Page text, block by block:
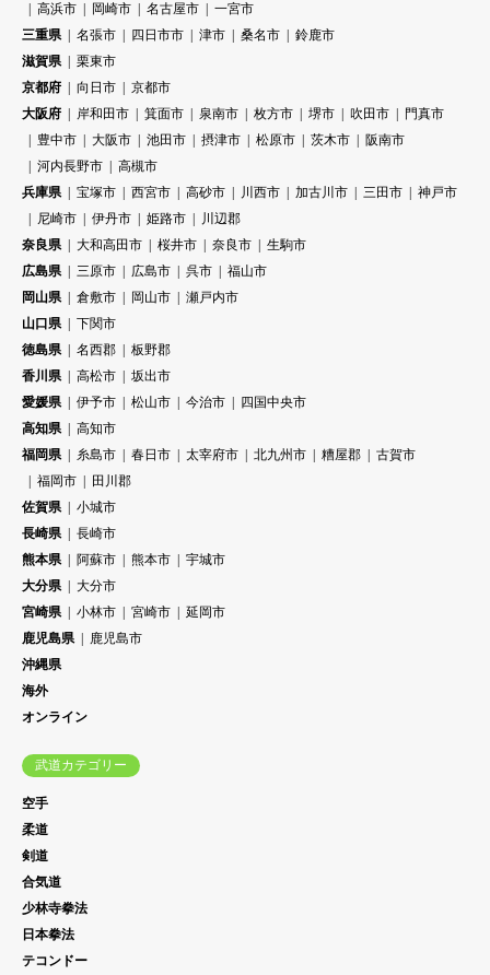
高浜市
岡崎市 名古屋市
一宮市
三重県
名張市 四日市市 津市 桑名市
鈴鹿市
滋賀県
栗東市
京都府
向日市
京都市
大阪府
岸和田市 箕面市 泉南市 枚方市 堺市 吹田市
門真市
豊中市
大阪市 池田市 摂津市 松原市 茨木市
阪南市
河内長野市
高槻市
兵庫県
宝塚市 西宮市 高砂市 川西市 加古川市 三田市
神戸市
尼崎市
伊丹市 姫路市
川辺郡
奈良県
大和高田市 桜井市 奈良市
生駒市
広島県
三原市 広島市 呉市
福山市
岡山県
倉敷市 岡山市
瀬戸内市
山口県
下関市
徳島県
名西郡
板野郡
香川県
高松市
坂出市
愛媛県
伊予市 松山市 今治市
四国中央市
高知県
高知市
福岡県
糸島市 春日市 太宰府市 北九州市 糟屋郡
古賀市
福岡市
田川郡
佐賀県
小城市
長崎県
長崎市
熊本県
阿蘇市 熊本市
宇城市
大分県
大分市
宮崎県
小林市 宮崎市
延岡市
鹿児島県
鹿児島市
沖縄県
海外
オンライン
武道カテゴリー
空手
柔道
剣道
合気道
少林寺拳法
日本拳法
テコンドー